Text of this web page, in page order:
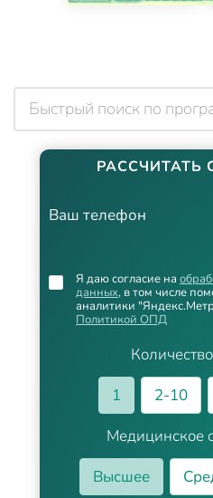
РАССЧИТАТЬ
Ваш телефон
1
2-10
Медицинское
Высшее
Я даю согласие на
данных, в том числе
аналитики
Политикой ОПД